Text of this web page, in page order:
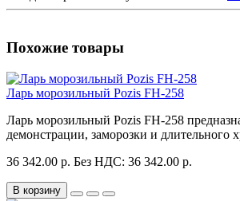
Похожие товары
Ларь морозильный Pozis FH-258
Ларь морозильный Pozis FH-258
демонстрации, заморозки и длительного
36 342.00 р. Без НДС: 36 342.00 р.
В корзину